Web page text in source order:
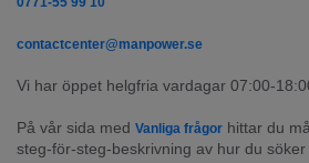
contactcenter@manpower.se
Vi har öppet helgfria vardagar 07:00-
På vår sida med Vanliga frågor hittar du
steg-för-steg-beskrivning av hur du söker